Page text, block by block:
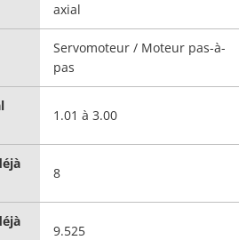
axial
Servomoteur / Moteur pas-à-
pas
1.01 à 3.00
8
9.525